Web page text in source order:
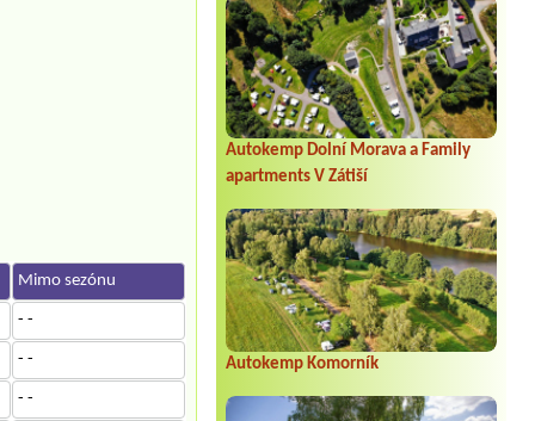
Autokemp Dolní Morava a Family
apartments V Zátiší
Autokemp Komorník
Mimo sezónu
- -
- -
- -